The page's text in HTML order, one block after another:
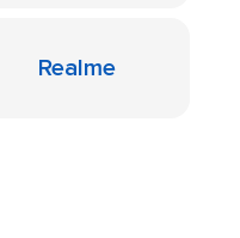
Realme